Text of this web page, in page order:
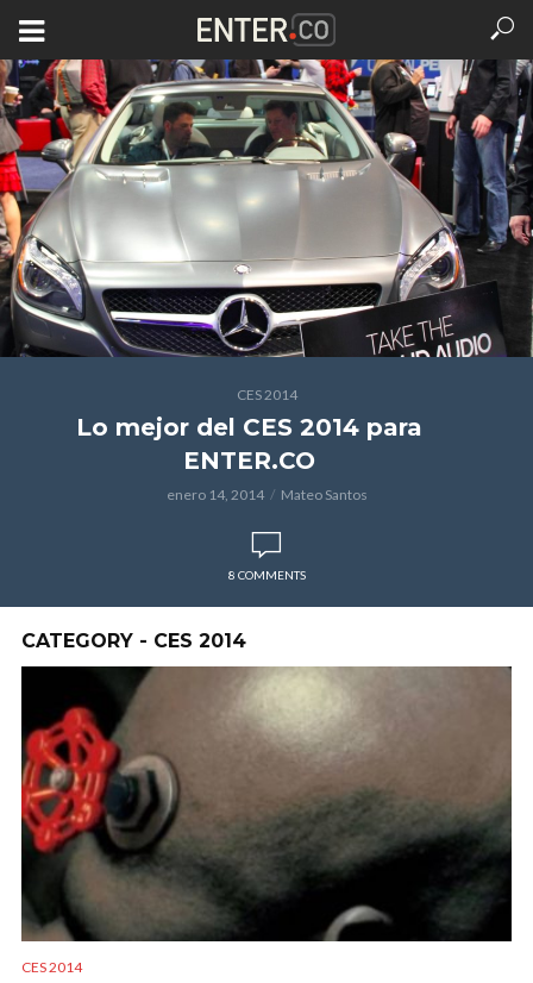
CES 2014
Lo mejor del CES 2014 para
ENTER.CO
enero 14, 2014 Mateo Santos
8 COMMENTS
CATEGORY - CES 2014
CES 2014